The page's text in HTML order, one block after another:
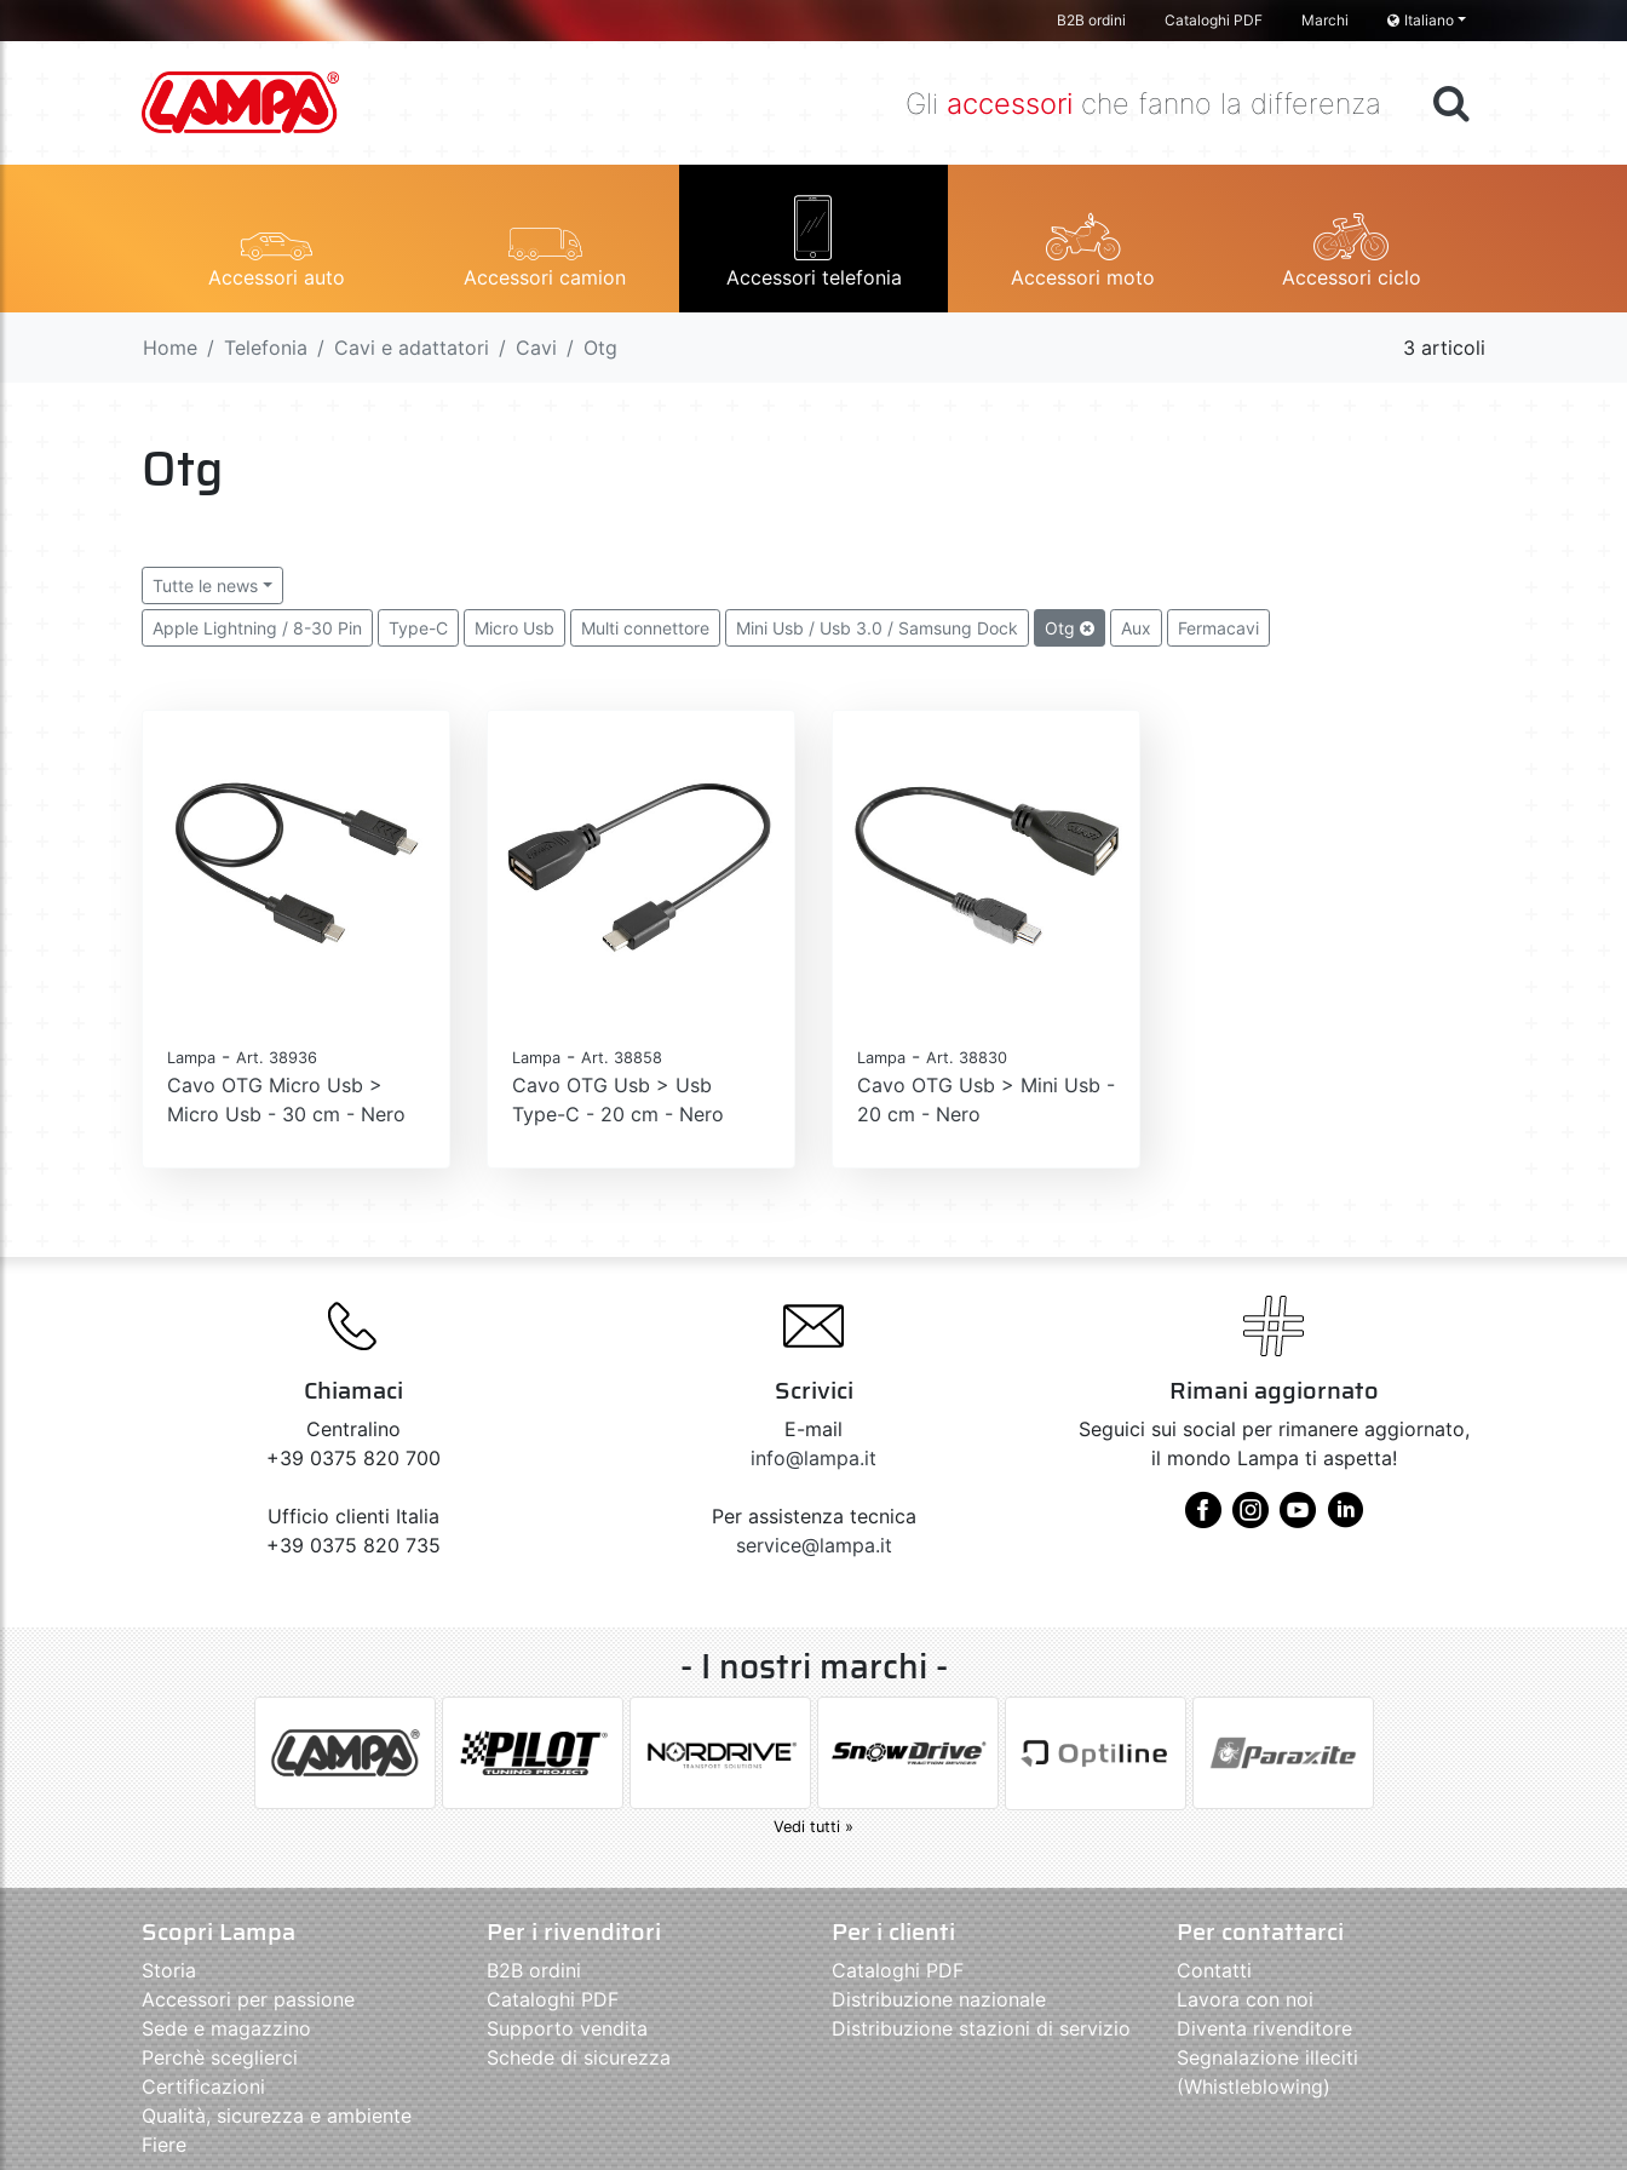
B2B ordini Cataloghi PDF Marchi Italiano
Gli accessori che fanno la differenza
Accessori auto Accessori camion Accessori telefonia Accessori moto Accessori ciclo
Home Telefonia Cavi e adattatori Cavi Otg 3 articoli
Otg
Tutte le news
Apple Lightning / 8-30 Pin Type-C Micro Usb Multi connettore Mini Usb / Usb 3.0 / Samsung Dock Otg Aux Fermacavi
Lampa - Art. 38936
Cavo OTG Micro Usb >
Micro Usb - 30 cm - Nero
Lampa - Art. 38858
Cavo OTG Usb > Usb
Type-C - 20 cm - Nero
Lampa - Art. 38830
Cavo OTG Usb > Mini Usb -
20 cm - Nero
Chiamaci
Centralino
+39 0375 820 700
Ufficio clienti Italia
+39 0375 820 735
Scrivici
E-mail
info@lampa.it
Per assistenza tecnica
service@lampa.it
Rimani aggiornato
Seguici sui social per rimanere aggiornato,
il mondo Lampa ti aspetta!
- I nostri marchi -
Vedi tutti »
Scopri Lampa
Storia
Accessori per passione
Sede e magazzino
Perchè sceglierci
Certificazioni
Qualità, sicurezza e ambiente
Fiere
Per i rivenditori
B2B ordini
Cataloghi PDF
Supporto vendita
Schede di sicurezza
Per i clienti
Cataloghi PDF
Distribuzione nazionale
Distribuzione stazioni di servizio
Per contattarci
Contatti
Lavora con noi
Diventa rivenditore
Segnalazione illeciti
(Whistleblowing)